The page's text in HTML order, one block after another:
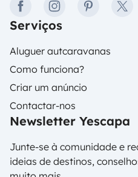
facebookinstagrampinterest
Serviços
Aluguer autcaravanas
Como funciona?
Criar um anúncio
Contactar-nos
Newsletter Yescapa
Junte-se à comunidade e
ideias de destinos,